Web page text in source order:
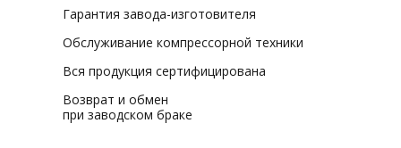
Гарантия завода-изготовителя
Обслуживание компрессорной техники
Вся продукция сертифицирована
Возврат и обмен
при заводском браке